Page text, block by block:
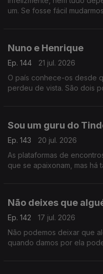
um. Se fosse fácil
Nuno e Henrique
Ep. 144
21 jul. 2026
O país conhece-os desde
perdeu de vista. São dois
Sou um guru do
Ep. 143
20 jul. 2026
As plataformas de
que se apaixonam, mas há
Não deixes que
Ep. 142
17 jul. 2026
Não podemos deixar que
quando damos por ela